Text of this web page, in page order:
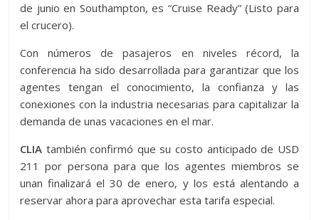
de junio en Southampton, es “Cruise Ready” (Listo para
el crucero).
Con números de pasajeros en niveles récord, la
conferencia ha sido desarrollada para garantizar que los
agentes tengan el conocimiento, la confianza y las
conexiones con la industria necesarias para capitalizar la
demanda de unas vacaciones en el mar.
CLIA también confirmó que su costo anticipado de USD
211 por persona para que los agentes miembros se
unan finalizará el 30 de enero, y los está alentando a
reservar ahora para aprovechar esta tarifa especial.